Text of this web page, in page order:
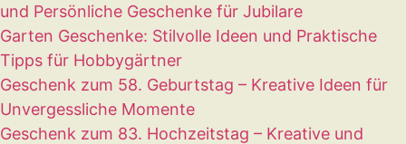
und Persönliche Geschenke für Jubilare
Garten Geschenke: Stilvolle Ideen und Praktische
Tipps für Hobbygärtner
Geschenk zum 58. Geburtstag – Kreative Ideen für
Unvergessliche Momente
Geschenk zum 83. Hochzeitstag – Kreative und